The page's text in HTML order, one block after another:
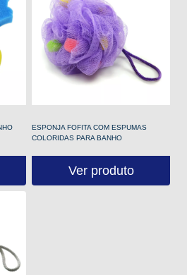
ESPONJA FOFITA COM ESPUMAS
COLORIDAS PARA BANHO
Ver produto